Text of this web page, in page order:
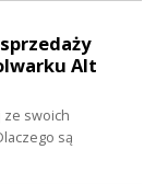
Alt
swoich
są